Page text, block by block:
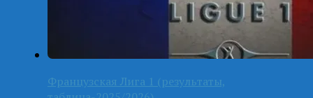
Французская Лига 1 (результаты,